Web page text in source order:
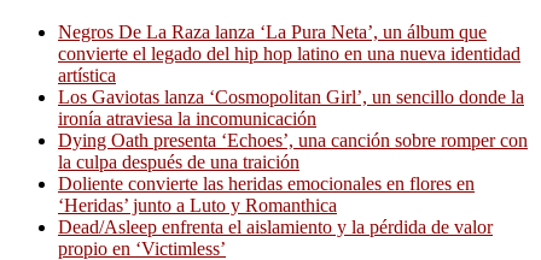
Negros De La Raza lanza ‘La Pura Neta’, un álbum que
convierte el legado del hip hop latino en una nueva identidad
artística
Los Gaviotas lanza ‘Cosmopolitan Girl’, un sencillo donde la
ironía atraviesa la incomunicación
Dying Oath presenta ‘Echoes’, una canción sobre romper con
la culpa después de una traición
Doliente convierte las heridas emocionales en flores en
‘Heridas’ junto a Luto y Romanthica
Dead/Asleep enfrenta el aislamiento y la pérdida de valor
propio en ‘Victimless’